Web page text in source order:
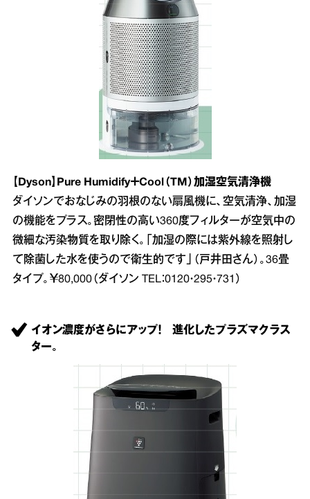
【Dyson】Pure Humidify＋Cool（TM）加湿空気清浄機
ダイソンでおなじみの羽根のない扇風機に、空気清浄、加湿
の機能をプラス。密閉性の高い360度フィルターが空気中の
微細な汚染物質を取り除く。「加湿の際には紫外線を照射し
て除菌した水を使うので衛生的です」（戸井田さん）。36畳
タイプ。￥80,000（ダイソン TEL：0120・295・731）
イオン濃度がさらにアップ！ 進化したプラズマクラス
ター。